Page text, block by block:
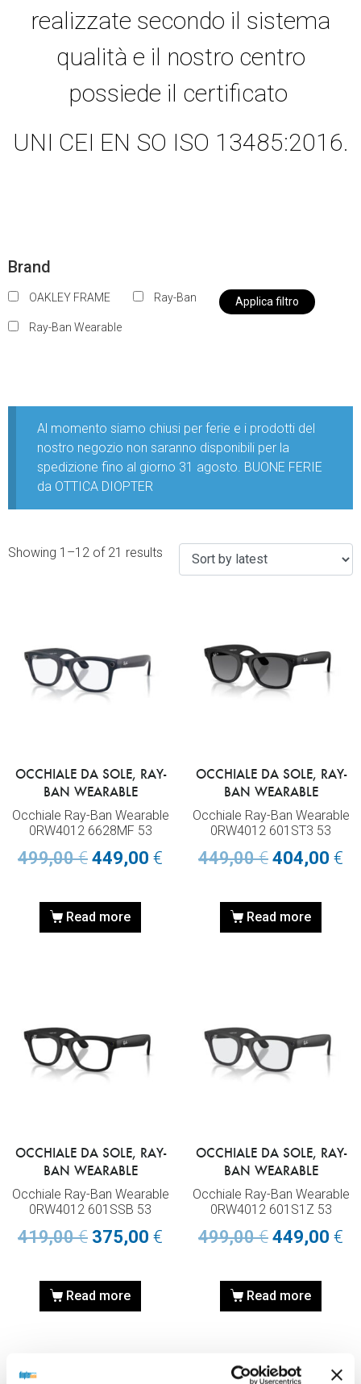
realizzate secondo il sistema
qualità e il nostro centro
possiede il certificato
UNI CEI EN SO ISO 13485:2016.
Brand
OAKLEY FRAME Ray-Ban
Ray-Ban Wearable
Applica filtro
Al momento siamo chiusi per ferie e i prodotti del
nostro negozio non saranno disponibili per la
spedizione fino al giorno 31 agosto. BUONE FERIE
da OTTICA DIOPTER
Showing 1–12 of 21 results
OCCHIALE DA SOLE, RAY-
BAN WEARABLE
Occhiale Ray-Ban Wearable
0RW4012 6628MF 53
499,00€ 449,00 €
Read more
OCCHIALE DA SOLE, RAY-
BAN WEARABLE
Occhiale Ray-Ban Wearable
0RW4012 601ST3 53
449,00€ 404,00 €
Read more
OCCHIALE DA SOLE, RAY-
BAN WEARABLE
Occhiale Ray-Ban Wearable
0RW4012 601SSB 53
419,00€ 375,00 €
Read more
OCCHIALE DA SOLE, RAY-
BAN WEARABLE
Occhiale Ray-Ban Wearable
0RW4012 601S1Z 53
499,00€ 449,00 €
Read more